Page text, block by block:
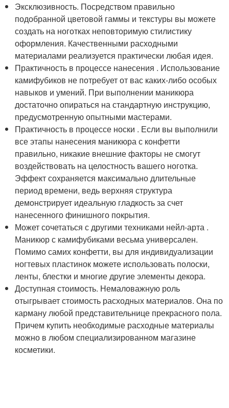
Эксклюзивность. Посредством правильно
подобранной цветовой гаммы и текстуры вы можете
создать на ноготках неповторимую стилистику
оформления. Качественными расходными
материалами реализуется практически любая идея.
Практичность в процессе нанесения . Использование
камифубиков не потребует от вас каких-либо особых
навыков и умений. При выполнении маникюра
достаточно опираться на стандартную инструкцию,
предусмотренную опытными мастерами.
Практичность в процессе носки . Если вы выполнили
все этапы нанесения маникюра с конфетти
правильно, никакие внешние факторы не смогут
воздействовать на целостность вашего ноготка.
Эффект сохраняется максимально длительные
период времени, ведь верхняя структура
демонстрирует идеальную гладкость за счет
нанесенного финишного покрытия.
Может сочетаться с другими техниками нейл-арта .
Маникюр с камифубиками весьма универсален.
Помимо самих конфетти, вы для индивидуализации
ногтевых пластинок можете использовать полоски,
ленты, блестки и многие другие элементы декора.
Доступная стоимость. Немаловажную роль
отыгрывает стоимость расходных материалов. Она по
карману любой представительнице прекрасного пола.
Причем купить необходимые расходные материалы
можно в любом специализированном магазине
косметики.